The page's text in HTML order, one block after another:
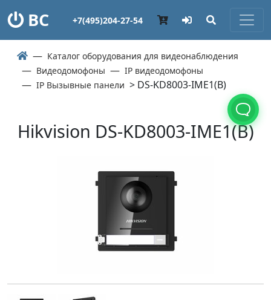
ВС +7(495)204-27-54
Каталог оборудования для видеонаблюдения
Видеодомофоны
IP видеодомофоны
IP Вызывные панели > DS-KD8003-IME1(B)
Hikvision DS-KD8003-IME1(B)